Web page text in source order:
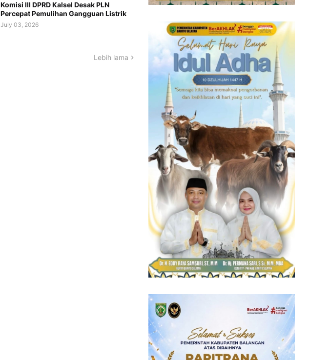
Komisi III DPRD Kalsel Desak PLN
Percepat Pemulihan Gangguan Listrik
July 03, 2026
Lebih lama